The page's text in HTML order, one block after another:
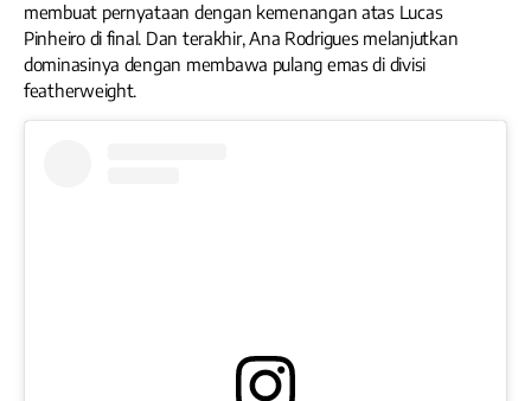
membuat pernyataan dengan kemenangan atas Lucas
Pinheiro di final. Dan terakhir, Ana Rodrigues melanjutkan
dominasinya dengan membawa pulang emas di divisi
featherweight.